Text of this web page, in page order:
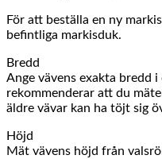
För att beställa en ny
befintliga markisduk.
Bredd
Ange vävens exakta bredd
rekommenderar att du
äldre vävar kan ha töjt sig
Höjd
Mät vävens höjd från